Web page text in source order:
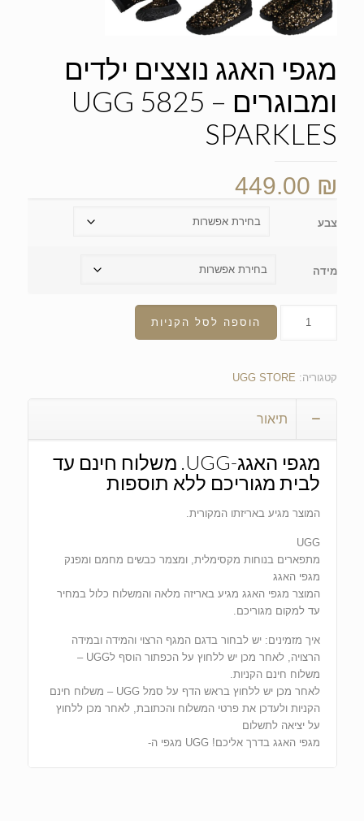
מגפי האגג נוצצים ילדים
ומבוגרים – UGG 5825
SPARKLES
449.00 ₪
צבע
מידה
הוספה לסל הקניות
קטגוריה: UGG STORE
תיאור
מגפי האגג-UGG. משלוח חינם עד
לבית מגוריכם ללא תוספות
המוצר מגיע באריזתו המקורית.
UGG
מתפארים בנוחות מקסימלית, ומצמר כבשים מחמם ומפנק
מגפי האגג
המוצר מגפי האגג מגיע באריזה מלאה והמשלוח כלול במחיר
עד למקום מגוריכם.
איך מזמינים: יש לבחור בדגם המגף הרצוי והמידה ובמידה
הרצויה, לאחר מכן יש ללחוץ על הכפתור הוסף לUGG –
משלוח חינם הקניות.
לאחר מכן יש ללחוץ בראש הדף על סמל UGG – משלוח חינם
הקניות ולעדכן את פרטי המשלוח והכתובת, לאחר מכן ללחוץ
על יציאה לתשלום
מגפי האגג בדרך אליכם! UGG מגפי ה-